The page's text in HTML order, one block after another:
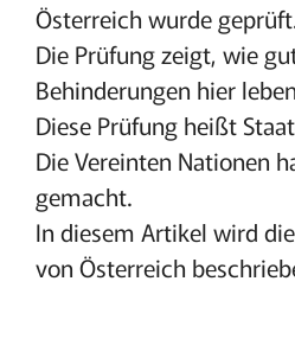
Österreich wurde
Die Prüfung zeigt, wie
Behinderungen hier
Diese Prüfung heißt
Die Vereinten Nationen
gemacht.
In diesem Artikel wird
von Österreich